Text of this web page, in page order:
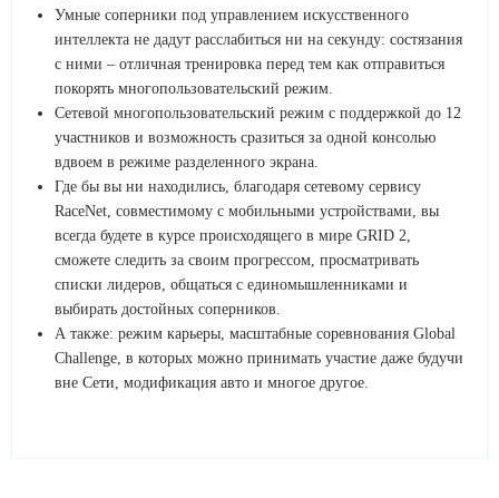
Умные соперники под управлением искусственного
интеллекта не дадут расслабиться ни на секунду: состязания
с ними – отличная тренировка перед тем как отправиться
покорять многопользовательский режим.
Сетевой многопользовательский режим с поддержкой до 12
участников и возможность сразиться за одной консолью
вдвоем в режиме разделенного экрана.
Где бы вы ни находились, благодаря сетевому сервису
RaceNet, совместимому с мобильными устройствами, вы
всегда будете в курсе происходящего в мире GRID 2,
сможете следить за своим прогрессом, просматривать
списки лидеров, общаться с единомышленниками и
выбирать достойных соперников.
А также: режим карьеры, масштабные соревнования Global
Challenge, в которых можно принимать участие даже будучи
вне Сети, модификация авто и многое другое.